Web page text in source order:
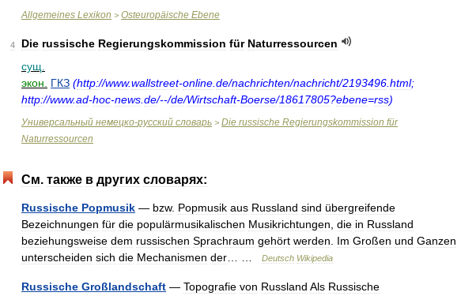
Allgemeines Lexikon > Osteuropäische Ebene
4 Die russische Regierungskommission für Naturressourcen
сущ
экон
ГКЗ (http://www.wallstreet-online de/nachrichten/nachricht/2193496 html;
http://www.ad-hoc-news de/--/de/Wirtschaft-Boerse/18617805?ebene=rss)
Универсальный немецко-русский словарь > Die russische Regierungskommission für
Naturressourcen
См. также в других словарях:
Russische Popmusik — bzw. Popmusik aus Russland sind übergreifende
Bezeichnungen für die populärmusikalischen Musikrichtungen die in Russland
beziehungsweise dem russischen Sprachraum gehört werden Im Großen und Ganzen
unterscheiden sich die Mechanismen der Deutsch Wikipedia
Russische Großlandschaft — Topografie von Russland Als Russische